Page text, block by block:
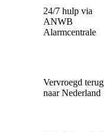
24/7 hulp via
ANWB
Alarmcentrale
Vervroegd terug
naar Nederland